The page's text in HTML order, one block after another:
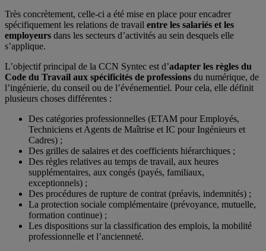
Très concrètement, celle-ci a été mise en place pour encadrer
spécifiquement les relations de travail entre les salariés et les
employeurs dans les secteurs d’activités au sein desquels elle
s’applique.
L’objectif principal de la CCN Syntec est d’adapter les règles du
Code du Travail aux spécificités de professions du numérique, de
l’ingénierie, du conseil ou de l’événementiel. Pour cela, elle définit
plusieurs choses différentes :
Des catégories professionnelles (ETAM pour Employés,
Techniciens et Agents de Maîtrise et IC pour Ingénieurs et
Cadres) ;
Des grilles de salaires et des coefficients hiérarchiques ;
Des règles relatives au temps de travail, aux heures
supplémentaires, aux congés (payés, familiaux,
exceptionnels) ;
Des procédures de rupture de contrat (préavis, indemnités) ;
La protection sociale complémentaire (prévoyance, mutuelle,
formation continue) ;
Les dispositions sur la classification des emplois, la mobilité
professionnelle et l’ancienneté.